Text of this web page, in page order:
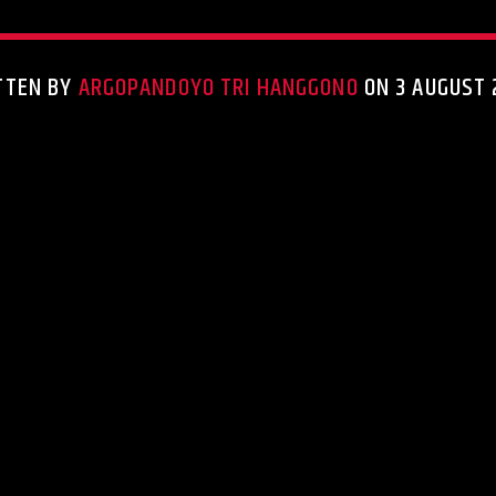
BYARGOPANDOYO TRI HANGGONO ON 3